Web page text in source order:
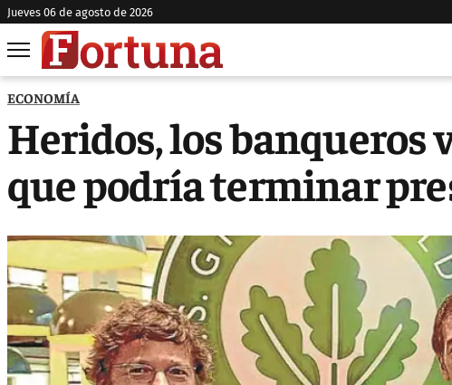
jueves 06 de agosto de 2026
ECONOMÍA
Heridos, los banqueros
que podría terminar